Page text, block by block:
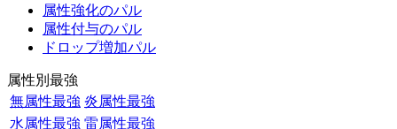
属性強化のパル
属性付与のパル
ドロップ増加パル
属性別最強
無属性最強 炎属性最強
水属性最強 雷属性最強